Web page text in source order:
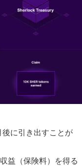
後に引き出すことが
益（保険料）を得る